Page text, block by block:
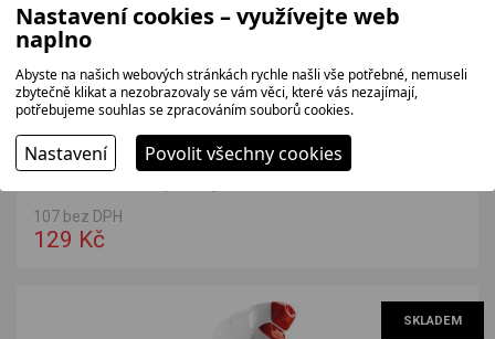
PRO5 Čistič na nerez 300 ml
107 bez DPH
129 Kč
SKLADEM
Nastavení cookies – využívejte web
naplno
Abyste na našich webových stránkách rychle našli vše potřebné, nemuseli
zbytečně klikat a nezobrazovaly se vám věci, které vás nezajímají,
potřebujeme souhlas se zpracováním souborů cookies.
Nastavení Povolit všechny cookies